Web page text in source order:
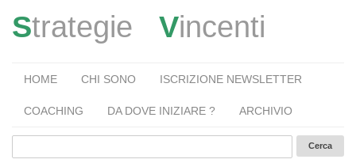
Strategie Vincenti
HOME CHI SONO ISCRIZIONE NEWSLETTER
COACHING DA DOVE INIZIARE ? ARCHIVIO